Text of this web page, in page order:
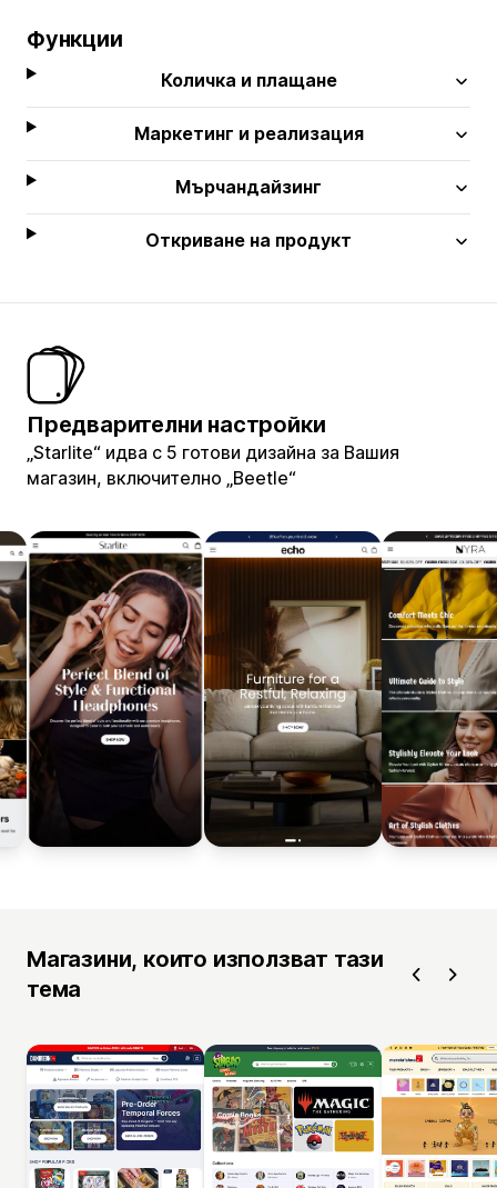
Функции
Количка и плащане
Маркетинг и реализация
Мърчандайзинг
Откриване на продукт
Предварителни настройки
„Starlite“ идва с 5 готови дизайна за Вашия
магазин, включително „Beetle“
Магазини, които използват тази
тема